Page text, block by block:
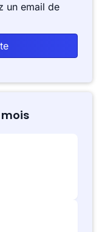
un email de
mois